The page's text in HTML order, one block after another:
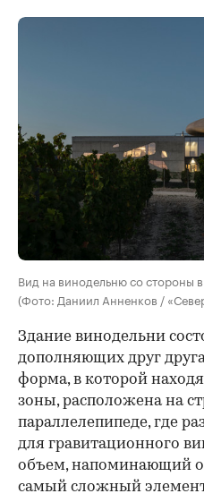
Вид на винодельню со стороны
(Фото: Даниил Анненков /
Здание винодельни
дополняющих друг
форма, в которой
зоны, расположена на
параллелепипеде, где
для гравитационного
объем, напоминающий
самый сложный